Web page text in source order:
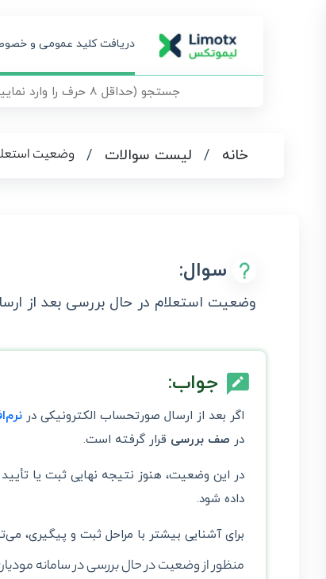
دریافت کلید عمومی و
خانه / لیست سوالات / وضعیت
سوال:
وضعیت استعلام در حال بررسی بعد از
جواب:
اگر بعد از ارسال صورتحساب الکترونیکی در
در صف بررسی قرار گرفته است.
در این وضعیت، هنوز نتیجه نهایی ثبت یا
داده شود.
برای آشنایی بیشتر با مراحل ثبت و پیگیری،
منظور از وضعیت در حال بررسی در سامانه